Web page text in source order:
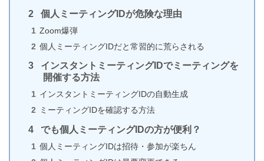
iPhone（iOS）のアップデートが終わらない場合の対
Twitterでいいねしても消える7つ原因と対策
（iPhone）
個人ミーティングIDが危険な理由
Zoom爆弾
個人ミーティングIDだと常習的に荒らされる
インスタントミーティングIDでミーティングを
開催する方法
インスタントミーティングIDの自動生成
ミーティングIDを確認する方法
でも個人ミーティングIDの方が便利？
個人ミーティングIDは招待・参加が楽ちん